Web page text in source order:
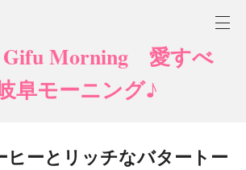
Morning 愛すべ
阜モーニング♪
ヒーとリッチなバタートー